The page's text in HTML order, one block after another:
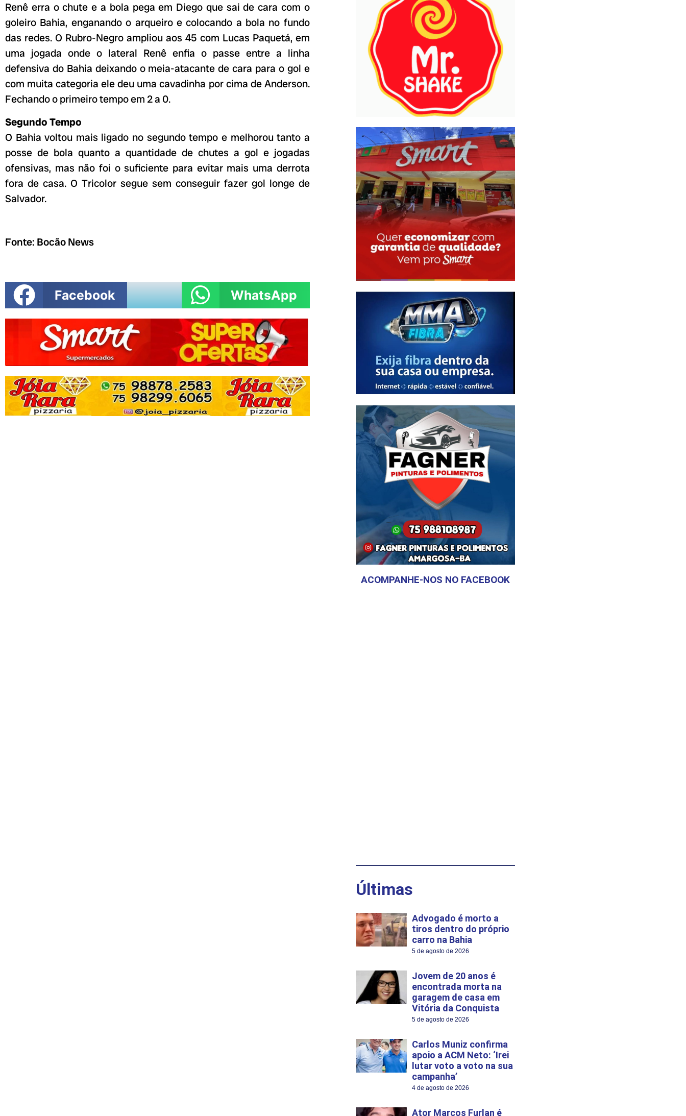
Renê erra o chute e a bola pega em Diego que sai de cara com o
goleiro Bahia, enganando o arqueiro e colocando a bola no fundo
das redes. O Rubro-Negro ampliou aos 45 com Lucas Paquetá, em
uma jogada onde o lateral Renê enfia o passe entre a linha
defensiva do Bahia deixando o meia-atacante de cara para o gol e
com muita categoria ele deu uma cavadinha por cima de Anderson.
Fechando o primeiro tempo em 2 a 0.
Segundo Tempo
O Bahia voltou mais ligado no segundo tempo e melhorou tanto a
posse de bola quanto a quantidade de chutes a gol e jogadas
ofensivas, mas não foi o suficiente para evitar mais uma derrota
fora de casa. O Tricolor segue sem conseguir fazer gol longe de
Salvador.
Fonte: Bocão News
Facebook WhatsApp
ACOMPANHE-NOS NO FACEBOOK
Últimas
Advogado é morto a
tiros dentro do próprio
carro na Bahia
5 de agosto de 2026
Jovem de 20 anos é
encontrada morta na
garagem de casa em
Vitória da Conquista
5 de agosto de 2026
Carlos Muniz confirma
apoio a ACM Neto: ‘Irei
lutar voto a voto na sua
campanha’
4 de agosto de 2026
Ator Marcos Furlan é